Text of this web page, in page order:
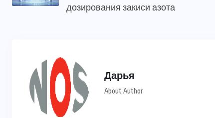
дозирования закиси азота
Дарья
About Author